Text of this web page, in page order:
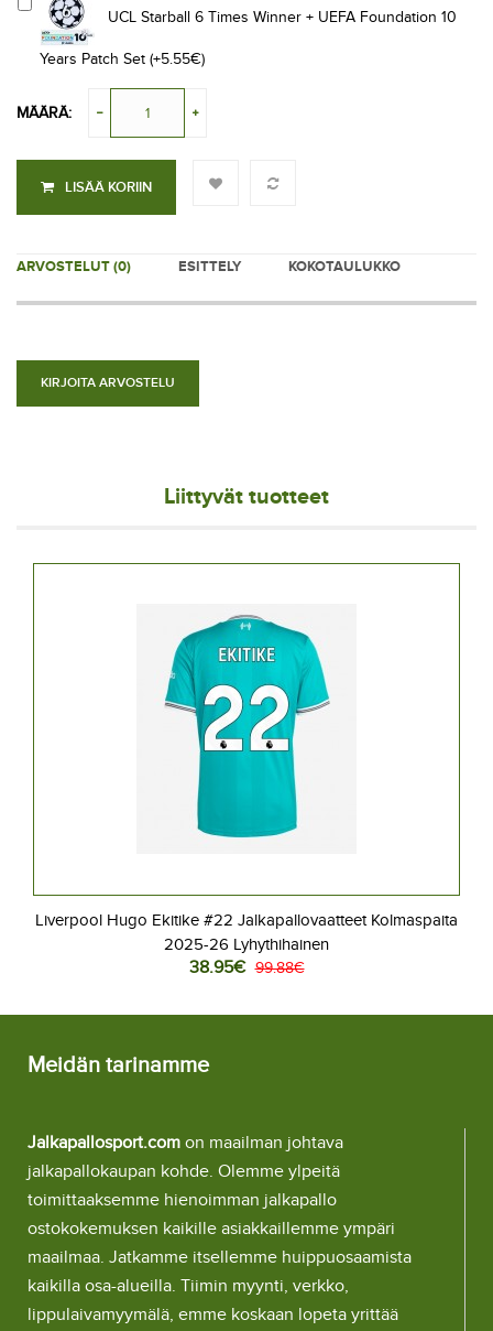
UCL Starball 6 Times Winner + UEFA Foundation 10
Years Patch Set (+5.55€)
MÄÄRÄ:
LISÄÄ KORIIN
ARVOSTELUT (0) ESITTELY KOKOTAULUKKO
KIRJOITA ARVOSTELU
Liittyvät tuotteet
Liverpool Hugo Ekitike #22 Jalkapallovaatteet Kolmaspaita
2025-26 Lyhythihainen
38.95€ 99.88€
Meidän tarinamme
Jalkapallosport.com on maailman johtava
jalkapallokaupan kohde. Olemme ylpeitä
toimittaaksemme hienoimman jalkapallo
ostokokemuksen kaikille asiakkaillemme ympäri
maailmaa. Jatkamme itsellemme huippuosaamista
kaikilla osa-alueilla. Tiimin myynti, verkko,
lippulaivamyymälä, emme koskaan lopeta yrittää